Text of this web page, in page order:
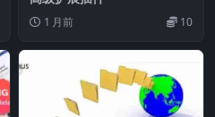
1 月前 10